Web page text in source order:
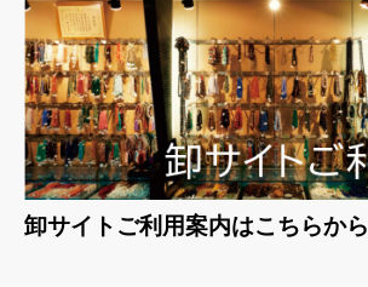
卸サイトご利用案内はこちらから